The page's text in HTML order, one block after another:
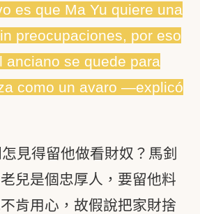
es que Ma Yu quiere una
preocupaciones, por eso
anciano se quede para
como un avaro ―explicó
見得留他做看財奴？馬釗
兒是個忠厚人，要留他料
肯用心，故假說把家財捨